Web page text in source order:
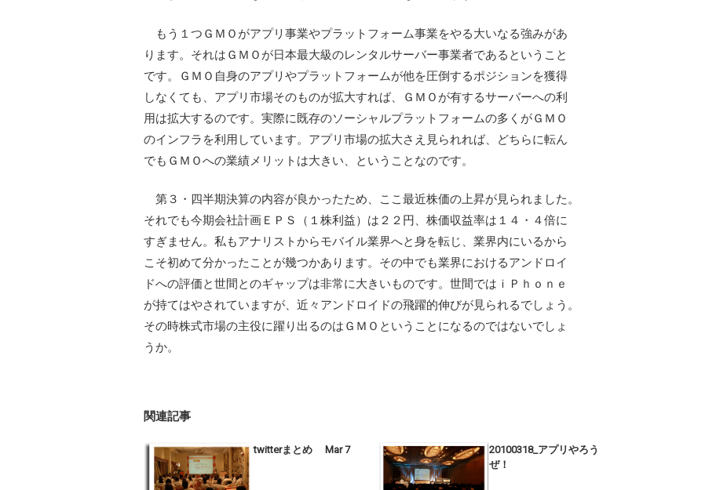
もう１つＧＭＯがアプリ事業やプラットフォーム事業をやる大いなる強みがあ
ります。それはＧＭＯが日本最大級のレンタルサーバー事業者であるということ
です。ＧＭＯ自身のアプリやプラットフォームが他を圧倒するポジションを獲得
しなくても、アプリ市場そのものが拡大すれば、ＧＭＯが有するサーバーへの利
用は拡大するのです。実際に既存のソーシャルプラットフォームの多くがＧＭＯ
のインフラを利用しています。アプリ市場の拡大さえ見られれば、どちらに転ん
でもＧＭＯへの業績メリットは大きい、ということなのです。
第３・四半期決算の内容が良かったため、ここ最近株価の上昇が見られました。
それでも今期会社計画ＥＰＳ（１株利益）は２２円、株価収益率は１４・４倍に
すぎません。私もアナリストからモバイル業界へと身を転じ、業界内にいるから
こそ初めて分かったことが幾つかあります。その中でも業界におけるアンドロイ
ドへの評価と世間とのギャップは非常に大きいものです。世間ではｉＰｈｏｎｅ
が持てはやされていますが、近々アンドロイドの飛躍的伸びが見られるでしょう。
その時株式市場の主役に躍り出るのはＧＭＯということになるのではないでしょ
うか。
関連記事
twitterまとめ Mar 7
20100318_アプリやろう
ぜ！